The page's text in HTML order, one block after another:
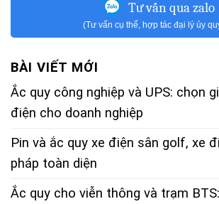
Tư vấn qua zalo
(Tư vấn cụ thể, hợp tác đại lý ủy
BÀI VIẾT MỚI
Ắc quy công nghiệp và UPS: chọn
điện cho doanh nghiệp
Pin và ắc quy xe điện sân golf, xe
pháp toàn diện
Ắc quy cho viễn thông và trạm